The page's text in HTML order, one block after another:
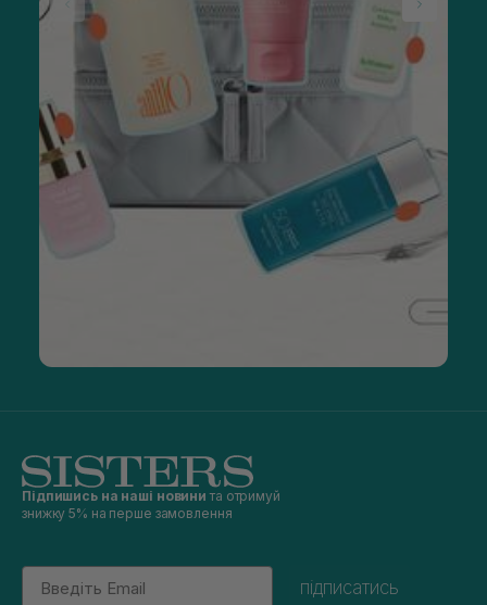
Підпишись на наші новини та отримуй
знижку 5% на перше замовлення
Email
підписатись